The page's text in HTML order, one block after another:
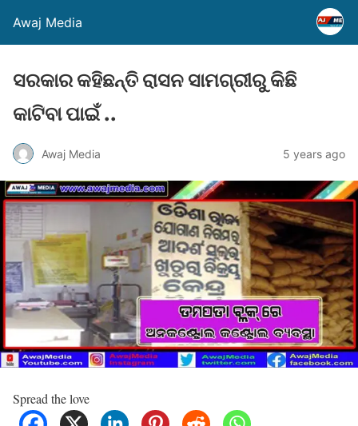
Awaj Media
ସରକାର କହିଛନ୍ତି ରାସନ ସାମଗ୍ରୀରୁ କିଛି
କାଟିବା ପାଇଁ ..
Awaj Media 5 years ago
Spread the love